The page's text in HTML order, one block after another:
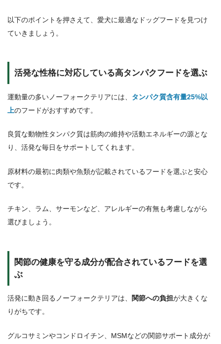
以下のポイントを押さえて、愛犬に最適なドッグフードを見つけ
ていきましょう。
活発な性格に対応している高タンパクフードを選ぶ
運動量の多いノーフォークテリアには、 タンパク質含有量25%以
上のフードがおすすめです。
良質な動物性タンパク質は筋肉の維持や活動エネルギーの源とな
り、活発な毎日をサポートしてくれます。
原材料の最初に肉類や魚類が記載されているフードを選ぶと安心
です。
チキン、ラム、サーモンなど、アレルギーの有無も考慮しながら
選びましょう。
関節の健康を守る成分が配合されているフードを選
ぶ
活発に動き回るノーフォークテリアは、 関節への負担が大きくな
りがちです。
グルコサミンやコンドロイチン、MSMなどの関節サポート成分が